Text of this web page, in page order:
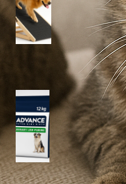
Advance
Urinary
quando
problemi